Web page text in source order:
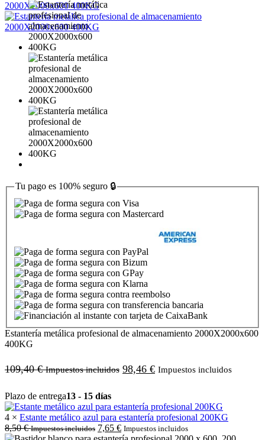
Tu pago es 100% seguro 🔒
Estantería metálica profesional de almacenamiento 2000X2000x600
400KG
109,40€ Impuestos incluidos 98,46 € Impuestos incluidos
Plazo de entrega13 - 15 días
4 × Estante metálico azul para estantería profesional 200KG
8,50€ Impuestos incluidos 7,65 € Impuestos incluidos